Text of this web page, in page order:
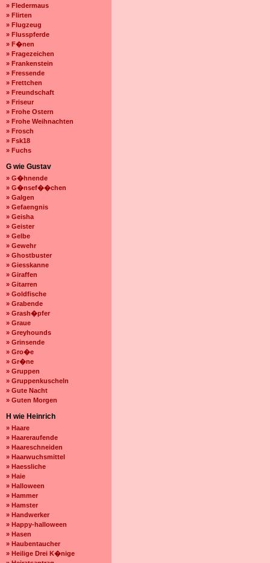
» Fledermaus
» Flirten
» Flugzeug
» Flusspferde
» F�nen
» Fragezeichen
» Frankenstein
» Fressende
» Frettchen
» Freundschaft
» Friseur
» Frohe Ostern
» Frohe Weihnachten
» Frosch
» Fsk18
» Fuchs
G wie Gustav
» G�hnende
» G�nsef��chen
» Galgen
» Gefaengnis
» Geisha
» Geister
» Gelbe
» Gewehr
» Ghostbuster
» Giesskanne
» Giraffen
» Gitarren
» Goldfische
» Grabende
» Grash�pfer
» Graue
» Greyhounds
» Grinsende
» Gro�e
» Gr�ne
» Gruppen
» Gruppenkuscheln
» Gute Nacht
» Guten Morgen
H wie Heinrich
» Haare
» Haareraufende
» Haareschneiden
» Haarwuchsmittel
» Haessliche
» Haie
» Halloween
» Hammer
» Hamster
» Handwerker
» Happy-halloween
» Hasen
» Haubentaucher
» Heilige Drei K�nige